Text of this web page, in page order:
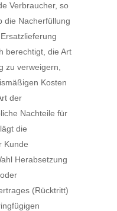
Verbraucher, so
die Nacherfüllung
berechtigt, die Art
zu verweigern,
Kosten
der
Nachteile für
die
Kunde
Herabsetzung
(Rücktritt)